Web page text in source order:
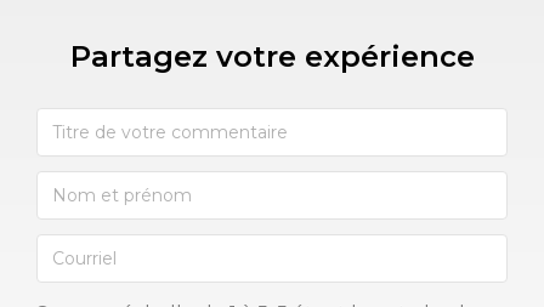
Partagez votre expérience​